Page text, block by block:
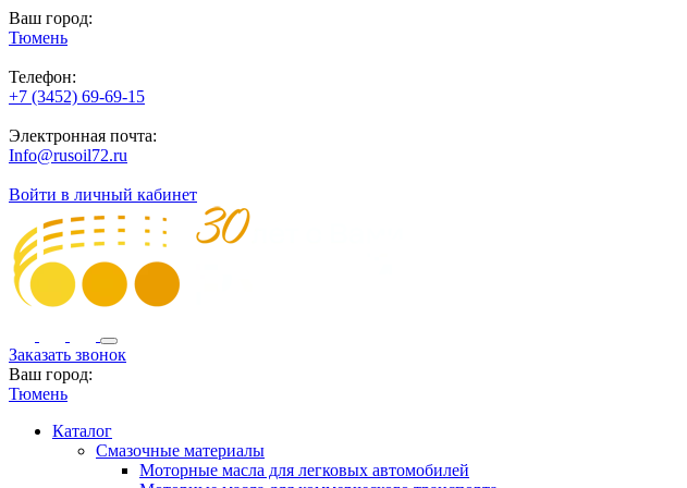
Ваш город:
Тюмень
Телефон:
+7 (3452) 69-69-15
Электронная почта:
Info@rusoil72.ru
Войти в личный кабинет
Заказать звонок
Ваш город:
Тюмень
Каталог
Смазочные материалы
Моторные масла для легковых автомобилей